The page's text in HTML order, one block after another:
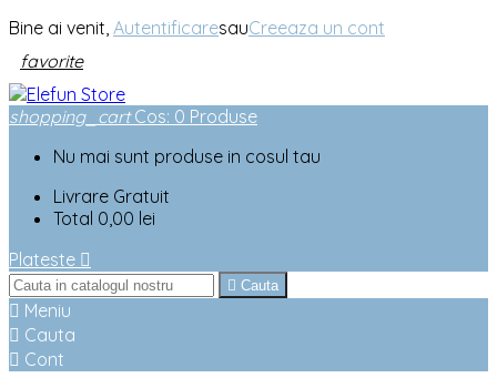
Bine ai venit, AutentificaresauCreeaza un cont
favorite
shopping_cart Cos: 0 Produse
Nu mai sunt produse in cosul tau
Livrare Gratuit
Total 0,00 lei
Plateste 
 Cauta
 Meniu
 Cauta
 Cont